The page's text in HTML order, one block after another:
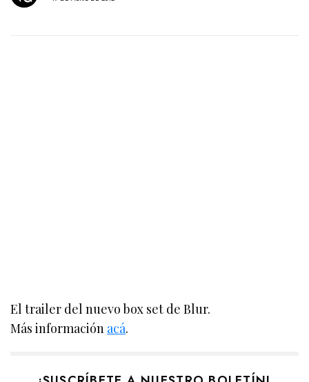
El trailer del nuevo box set de Blur.
Más información acá.